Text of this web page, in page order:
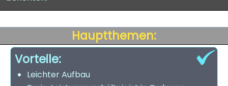
Hauptthemen:
Vorteile:
Leichter Aufbau